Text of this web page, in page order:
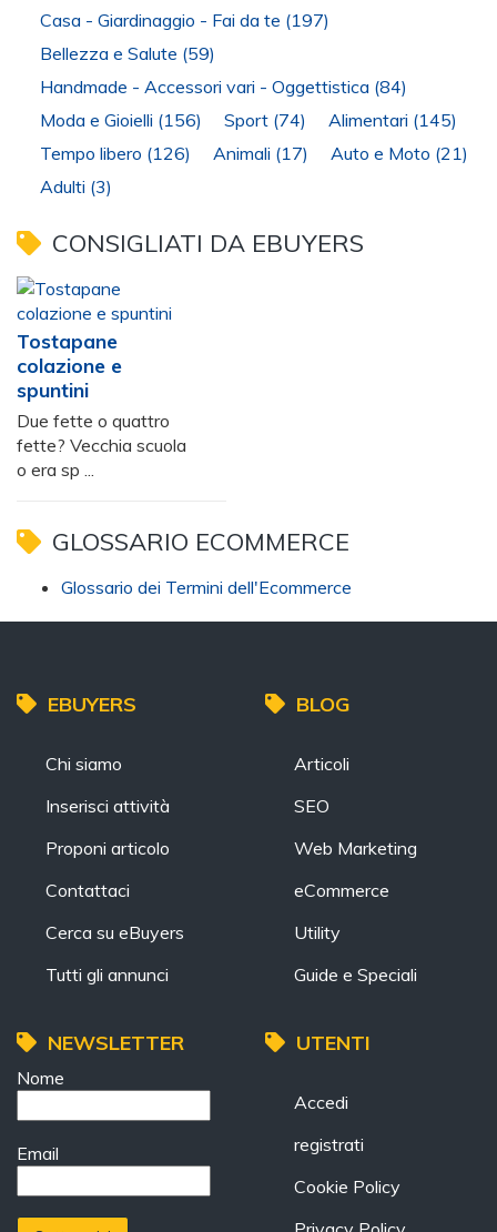
Casa - Giardinaggio - Fai da te (197)
Bellezza e Salute (59)
Handmade - Accessori vari - Oggettistica (84)
Moda e Gioielli (156) Sport (74) Alimentari (145)
Tempo libero (126) Animali (17) Auto e Moto (21)
Adulti (3)
CONSIGLIATI DA EBUYERS
Tostapane
colazione e
spuntini
Due fette o quattro
fette? Vecchia scuola
o era sp ...
GLOSSARIO ECOMMERCE
Glossario dei Termini dell'Ecommerce
EBUYERS
Chi siamo
Inserisci attività
Proponi articolo
Contattaci
Cerca su eBuyers
Tutti gli annunci
BLOG
Articoli
SEO
Web Marketing
eCommerce
Utility
Guide e Speciali
NEWSLETTER
Nome
Email
UTENTI
Accedi
registrati
Cookie Policy